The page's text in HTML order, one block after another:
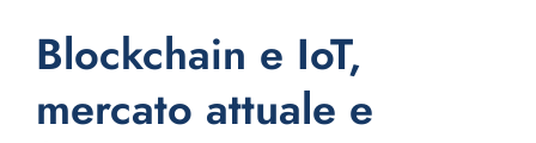
Blockchain e IoT,
mercato attuale e